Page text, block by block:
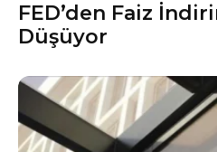
FED’den Faiz
Düşüyor